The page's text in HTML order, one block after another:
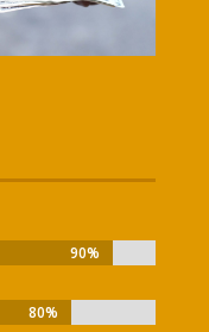
90%
90%
80%
80%